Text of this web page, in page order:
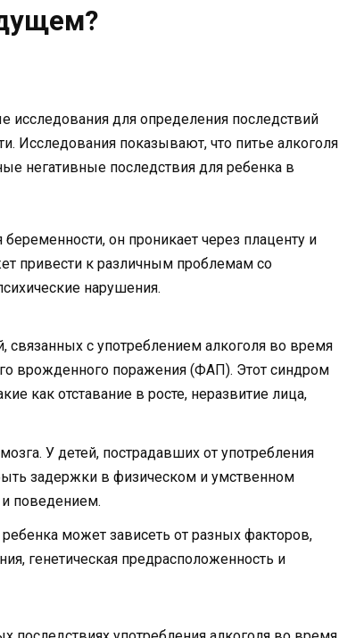
исследования для определения последствий
Исследования показывают, что питье алкоголя
негативные последствия для ребенка в
он проникает через плаценту и
привести к различным проблемам со
нарушения.
связанных с употреблением алкоголя во время
врожденного поражения (ФАП). Этот синдром
как отставание в росте, неразвитие лица,
У детей, пострадавших от употребления
задержки в физическом и умственном
поведением.
может зависеть от разных факторов,
генетическая предрасположенность и